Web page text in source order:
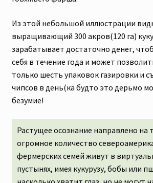
Из этой небольшой иллюстрации
выращивающий 300 акров(120 га)
зарабатывает достаточно денег,
себя в течение года и может
только шесть упаковок газировки и
чипсов в день(ка будто это дерьмо
безумие!
Растущее осознание направлено на
огромное количество
фермерских семей живут в
пустынях, имея кукурузу, бобы или